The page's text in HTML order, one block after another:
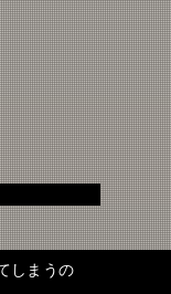
しまうの